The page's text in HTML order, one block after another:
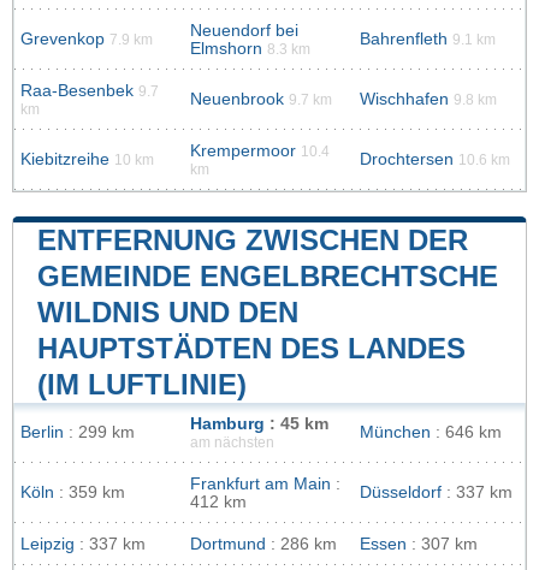
Grevenkop 7.9 km
Neuendorf bei
Elmshorn 8.3 km
Bahrenfleth 9.1 km
Raa-Besenbek 9.7
km
Neuenbrook 9.7 km Wischhafen 9.8 km
Kiebitzreihe 10 km Krempermoor 10.4
km
Drochtersen 10.6 km
ENTFERNUNG ZWISCHEN DER
GEMEINDE ENGELBRECHTSCHE
WILDNIS UND DEN
HAUPTSTÄDTEN DES LANDES
(IM LUFTLINIE)
Berlin : 299 km Hamburg : 45 km
am nächsten
München : 646 km
Köln : 359 km Frankfurt am Main :
412 km
Düsseldorf : 337 km
Leipzig : 337 km Dortmund : 286 km Essen : 307 km